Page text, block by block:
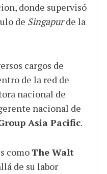
donde supervisó
de Singapurde la
cargos de
de la red de
nacional de
nacional de
Asia Pacific.
comoThe Walt
de su labor